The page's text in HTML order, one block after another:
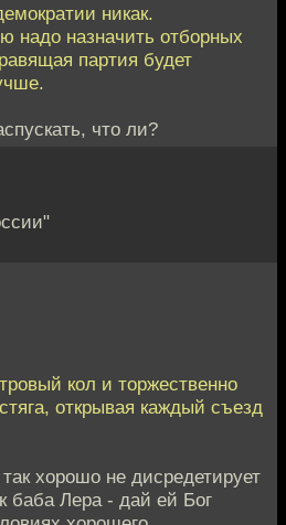
никак.
надо назначить отборных
партия будет
что ли?
кол и торжественно
открывая каждый съезд
хорошо не дисредетирует
баба Лера - дай ей Бог